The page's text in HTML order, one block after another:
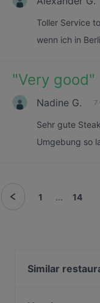
Toller Service
wenn ich in
"Very good"
Nadine G. 7
Sehr gute
Umgebung so
1 ... 14
Similar